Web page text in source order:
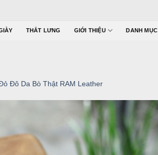
THẮT LƯNG GIỚI THIỆU DANH MỤC
Đô Da Bò Thật RAM Leather